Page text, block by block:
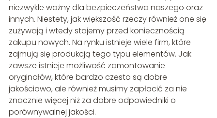
niezwykle ważny dla bezpieczeństwa naszego oraz
innych. Niestety, jak większość rzeczy również one się
zużywają i wtedy stajemy przed koniecznością
zakupu nowych. Na rynku istnieje wiele firm, które
zajmują się produkcją tego typu elementów. Jak
zawsze istnieje możliwość zamontowanie
oryginałów, które bardzo często są dobre
jakościowo, ale również musimy zapłacić za nie
znacznie więcej niż za dobre odpowiedniki o
porównywalnej jakości.